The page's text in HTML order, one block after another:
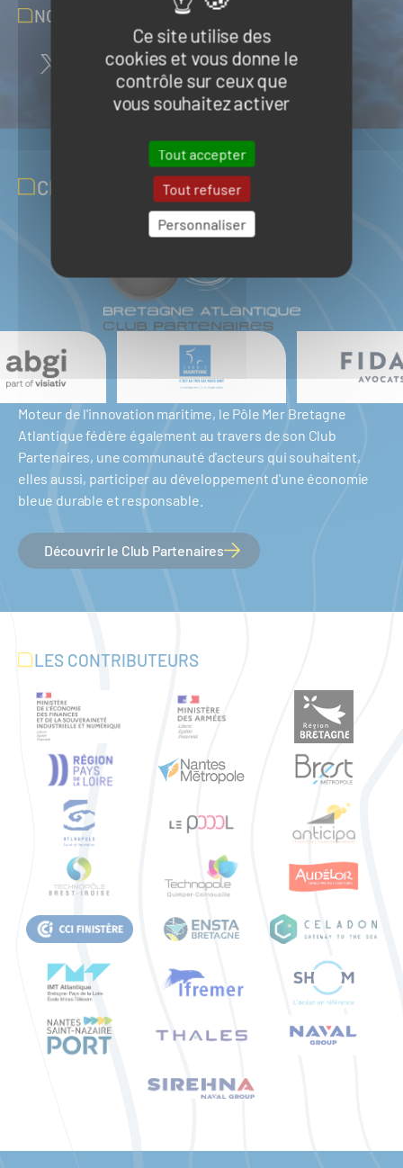
Ce site utilise des
cookies et vous donne le
contrôle sur ceux que
vous souhaitez activer
Tout accepter
Tout refuser
Personnaliser
NOUS SUIVRE SUR LES RÉSEAUX
CLUB PARTENAIRES
Moteur de l'innovation maritime, le Pôle Mer Bretagne
Atlantique fédère également au travers de son Club
Partenaires, une communauté d'acteurs qui souhaitent,
elles aussi, participer au développement d'une économie
bleue durable et responsable.
Découvrir le Club Partenaires
LES CONTRIBUTEURS